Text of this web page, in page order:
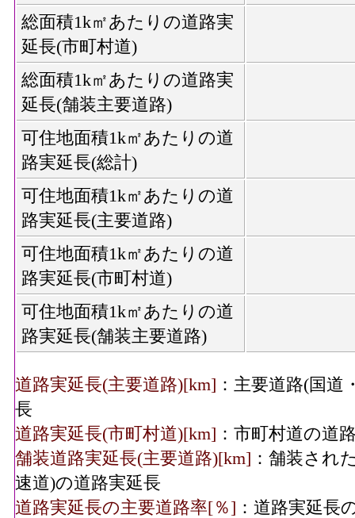
総面積1k㎡あたりの道路実
延長(市町村道)
総面積1k㎡あたりの道路実
延長(舗装主要道路)
可住地面積1k㎡あたりの道
路実延長(総計)
可住地面積1k㎡あたりの道
路実延長(主要道路)
可住地面積1k㎡あたりの道
路実延長(市町村道)
可住地面積1k㎡あたりの道
路実延長(舗装主要道路)
道路実延長(主要道路)[km] ：主要道路(国
長
道路実延長(市町村道)[km] ：市町村道の道
舗装道路実延長(主要道路)[km] ：舗装され
速道)の道路実延長
道路実延長の主要道路率[％] ：道路実延長